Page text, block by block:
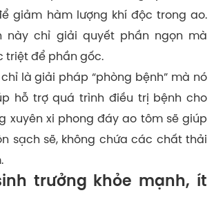
giảm hàm lượng khí độc trong ao.
này chỉ giải quyết phần ngọn mà
triệt để phần gốc.
là giải pháp “phòng bệnh” mà nó
hỗ trợ quá trình điều trị bệnh cho
xuyên xi phong đáy ao tôm sẽ giúp
sạch sẽ, không chứa các chất thải
trưởng khỏe mạnh, ít